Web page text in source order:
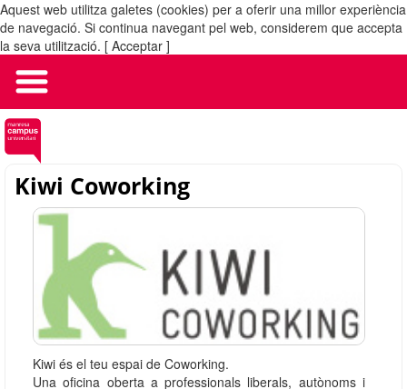
Aquest web utilitza galetes (cookies) per a oferir una millor experiència
de navegació. Si continua navegant pel web, considerem que accepta
la seva utilització. [ Acceptar ]
MENÚ
Kiwi Coworking
Kiwi és el teu espai de Coworking.
Una oficina oberta a professionals liberals, autònoms i